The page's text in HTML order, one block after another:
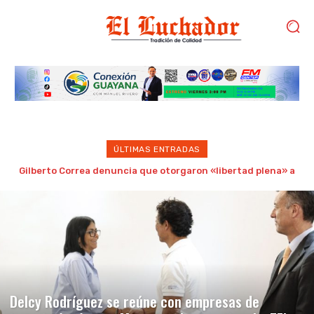
ÚLTIMAS ENTRADAS
Hallan sin vida a la modelo María Esperanza Luces en Maturín
Delcy Rodríguez se reúne con empresas de